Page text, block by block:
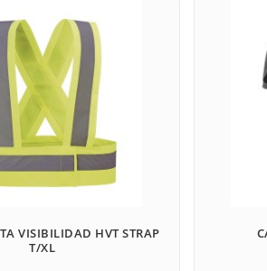
VISIBILIDAD HVT STRAP
T/XL